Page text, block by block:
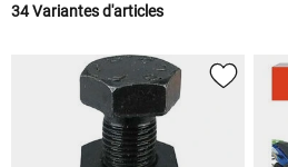
34 Variantes d'articles